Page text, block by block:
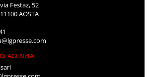
via Festaz, 52
11100 AOSTA
AGENZIA